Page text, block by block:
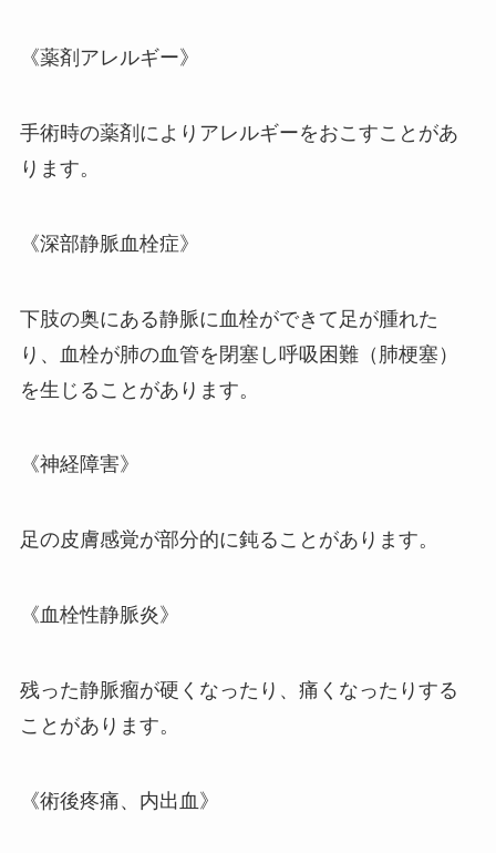
《薬剤アレルギー》
手術時の薬剤によりアレルギーをおこすことがあ
ります。
《深部静脈血栓症》
下肢の奥にある静脈に血栓ができて足が腫れた
り、血栓が肺の血管を閉塞し呼吸困難（肺梗塞）
を生じることがあります。
《神経障害》
足の皮膚感覚が部分的に鈍ることがあります。
《血栓性静脈炎》
残った静脈瘤が硬くなったり、痛くなったりする
ことがあります。
《術後疼痛、内出血》